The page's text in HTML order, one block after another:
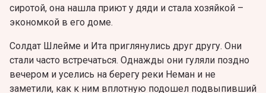
сиротой, она нашла приют у дяди и стала хозяйкой –
экономкой в его доме.
Солдат Шлейме и Ита приглянулись друг другу. Они
стали часто встречаться. Однажды они гуляли поздно
вечером и уселись на берегу реки Неман и не
заметили, как к ним вплотную подошел подвыпивший